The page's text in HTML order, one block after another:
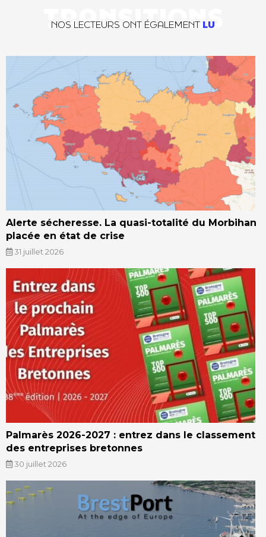
TRANSITIONS
NOS LECTEURS ONT ÉGALEMENT LU
Alerte sécheresse. La quasi-totalité du Morbihan
placée en état de crise
31 juillet 2026
Palmarès 2026-2027 : entrez dans le classement
des entreprises bretonnes
30 juillet 2026